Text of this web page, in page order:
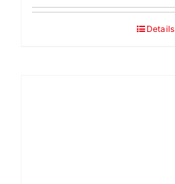
Details